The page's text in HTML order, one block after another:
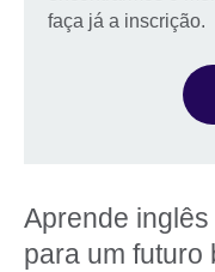
faça já a inscrição.
Aprende
para um futuro